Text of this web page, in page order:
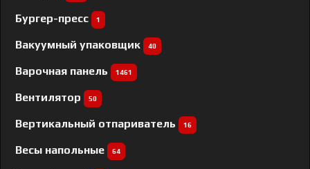
Бургер-пресс 1
Вакуумный упаковщик 40
Варочная панель 1461
Вентилятор 50
Вертикальный отпариватель 16
Весы напольные 64